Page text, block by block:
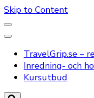
Skip to Content
TravelGrip.se –
Inredning- och
Kursutbud